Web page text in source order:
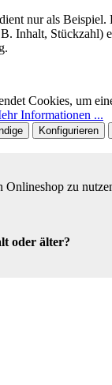
nur als Beispiel.
Inhalt, Stückzahl)
Cookies, um
Informationen ...
Konfigurieren
Onlineshop zu
oder älter?